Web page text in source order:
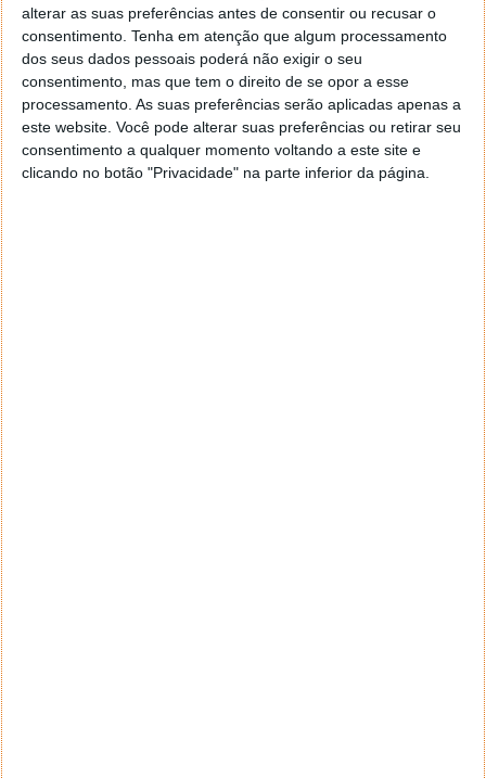
alterar as suas preferências antes de consentir ou recusar o
consentimento. Tenha em atenção que algum processamento
dos seus dados pessoais poderá não exigir o seu
consentimento, mas que tem o direito de se opor a esse
processamento. As suas preferências serão aplicadas apenas a
este website. Você pode alterar suas preferências ou retirar seu
consentimento a qualquer momento voltando a este site e
clicando no botão "Privacidade" na parte inferior da página.
Este artigo tem mais de um ano
Fonte: Backblaze
Neste artigo: Backblaze, Chia,criptomoeda ,hdd,mineração
de criptomoedas ,ssd